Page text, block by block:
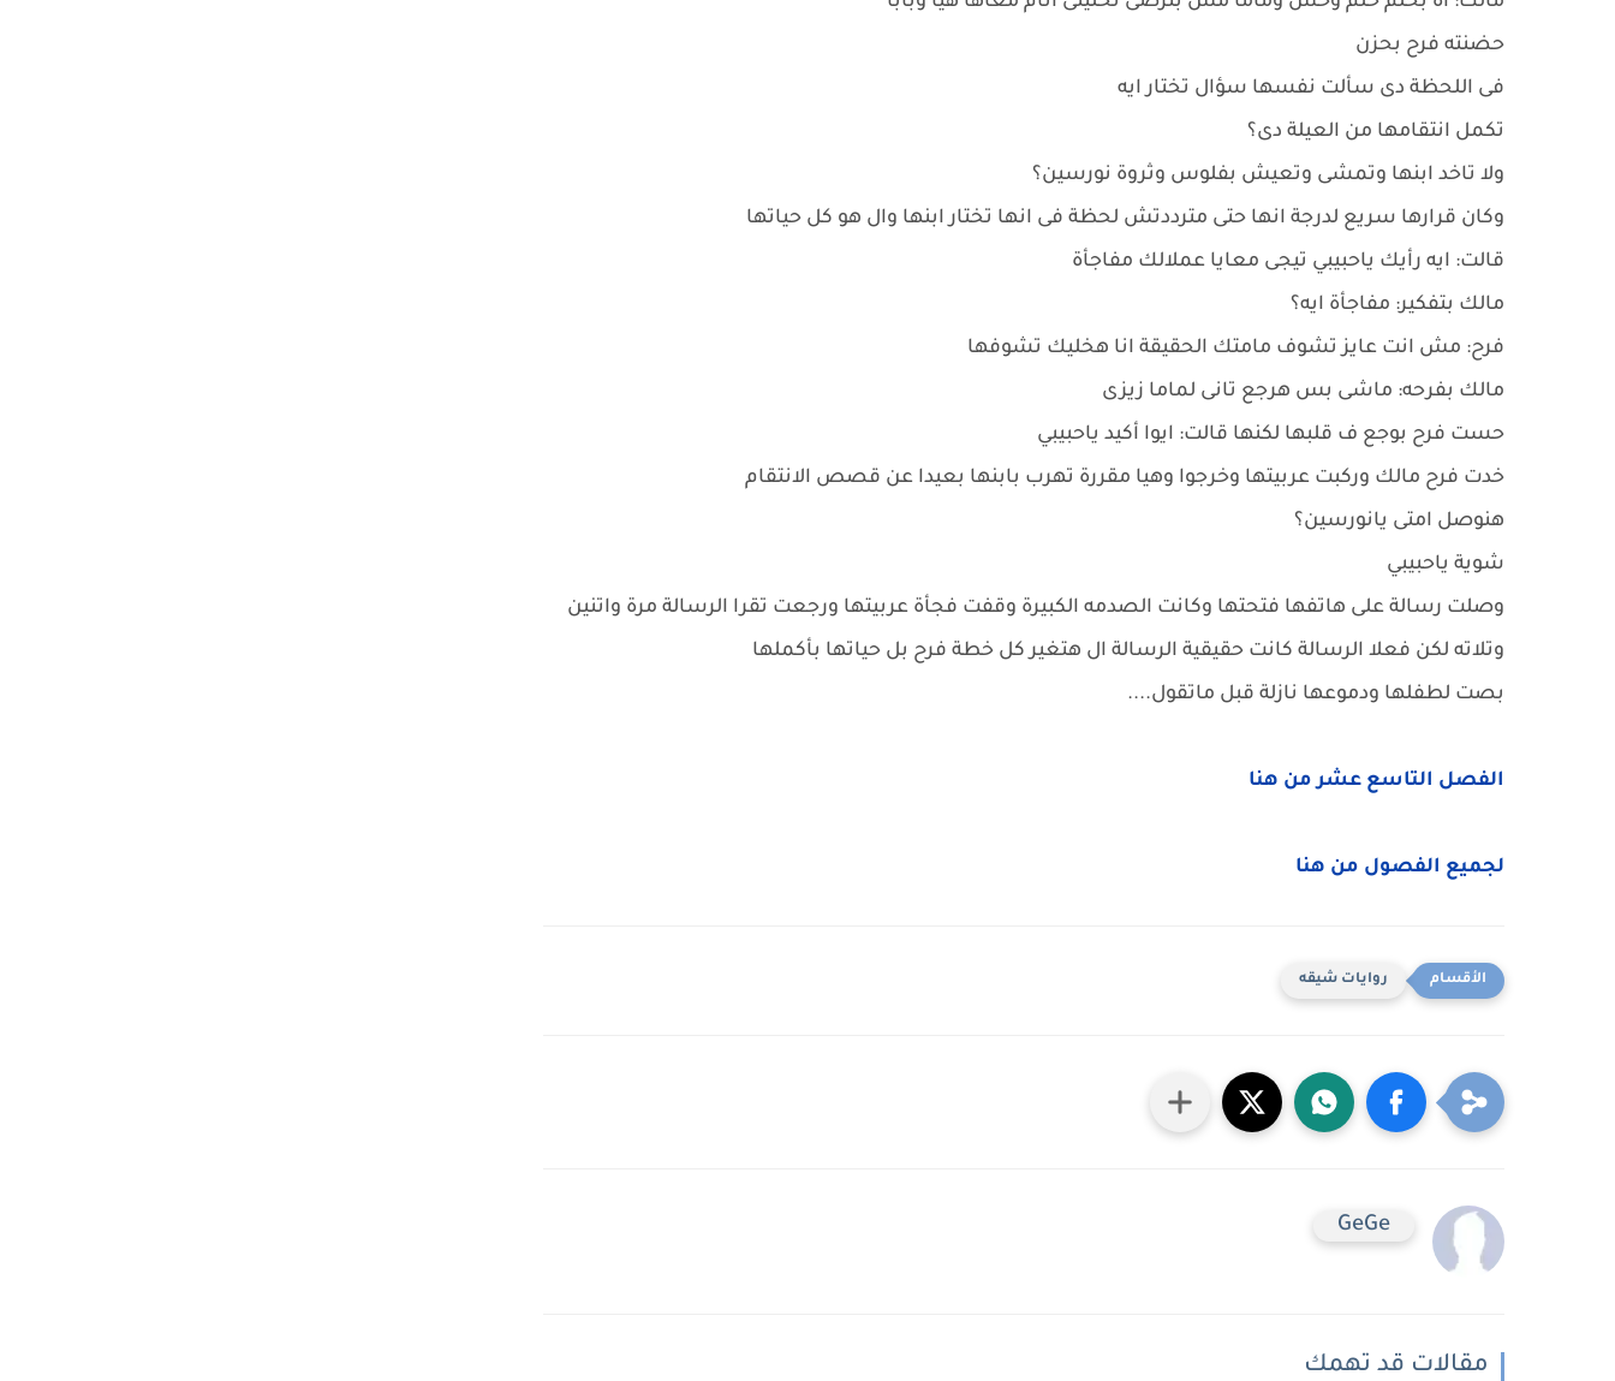
حضنته فرح بحزن
فى اللحظة دى سألت نفسها سؤال تختار ايه
تكمل انتقامها من العيلة دى؟
ولا تاخد ابنها وتمشى وتعيش بفلوس وثروة نورسين؟
وكان قرارها سريع لدرجة انها حتى مترددتش لحظة فى انها تختار ابنها وال هو كل حياتها
قالت: ايه رأيك ياحبيبي تيجى معايا عملالك مفاجأة
مالك بتفكير: مفاجأة ايه؟
فرح: مش انت عايز تشوف مامتك الحقيقة انا هخليك تشوفها
مالك بفرحه: ماشى بس هرجع تانى لماما زيزى
حست فرح بوجع ف قلبها لكنها قالت: ايوا أكيد ياحبيبي
خدت فرح مالك وركبت عربيتها وخرجوا وهيا مقررة تهرب بابنها بعيدا عن قصص الانتقام
هنوصل امتى يانورسين؟
شوية ياحبيبي
وصلت رسالة على هاتفها فتحتها وكانت الصدمه الكبيرة وقفت فجأة عربيتها ورجعت تقرا الرسالة مرة واتنين
وتلاته لكن فعلا الرسالة كانت حقيقية الرسالة ال هتغير كل خطة فرح بل حياتها بأكملها
بصت لطفلها ودموعها نازلة قبل ماتقول....
الفصل التاسع عشر من هنا
لجميع الفصول من هنا
روايات شيقه
GeGe
مقالات قد تهمك